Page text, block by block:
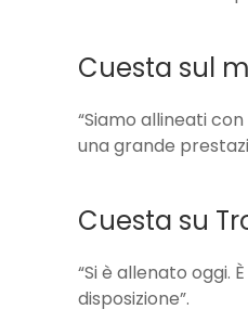
Cuesta sul
“Siamo allineati
una grande
Cuesta su
“Si è allenato oggi.
disposizione”.